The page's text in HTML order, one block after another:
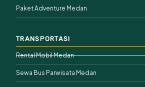
Paket Adventure Medan
TRANSPORTASI
Rental Mobil Medan
Sewa Bus Parwisata Medan